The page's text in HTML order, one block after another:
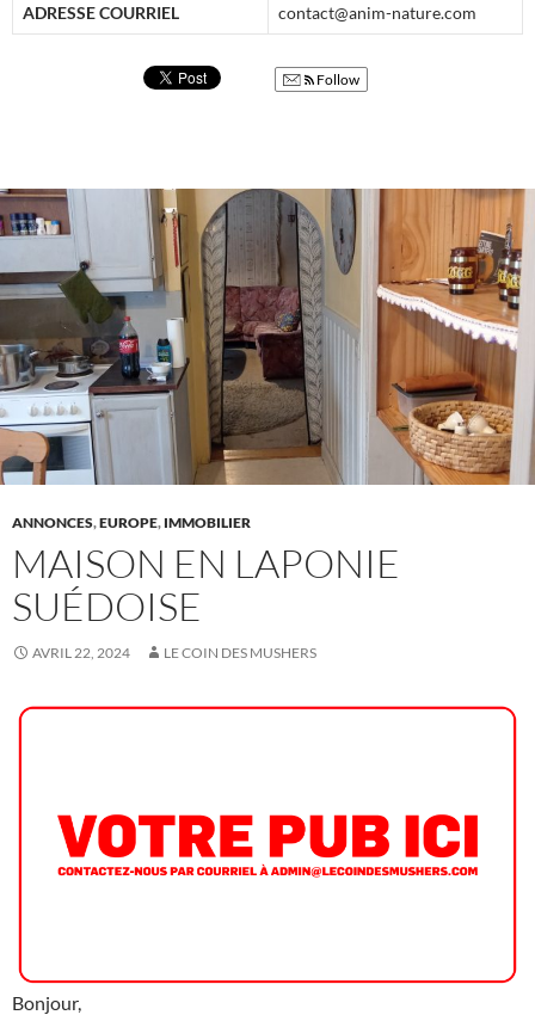
ADRESSE COURRIEL contact@anim-nature.com
Follow
ANNONCES,EUROPE, IMMOBILIER
MAISON EN LAPONIE
SUÉDOISE
AVRIL 22, 2024 LE COIN DES MUSHERS
Bonjour,